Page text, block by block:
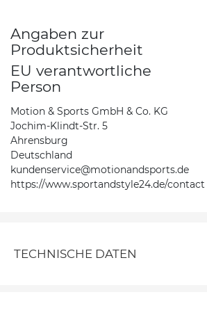
Angaben zur
Produktsicherheit
EU verantwortliche
Person
Motion & Sports GmbH & Co. KG
Jochim-Klindt-Str. 5
Ahrensburg
Deutschland
kundenservice@motionandsports.de
https://www.sportandstyle24.de/contact
TECHNISCHE DATEN